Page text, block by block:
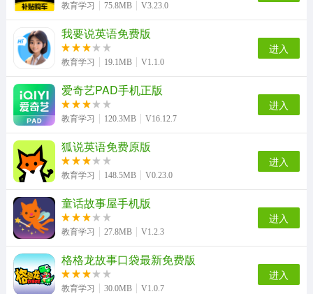
英语音标发音视频软件最新免费版 iPlay戏剧通用版
cad制图王官方正版
教育学习 75.8MB V3.23.0
我要说英语免费版
教育学习 19.1MB V1.1.0
进入
爱奇艺PAD手机正版
教育学习 120.3MB V16.12.7
进入
狐说英语免费原版
教育学习 148.5MB V0.23.0
进入
童话故事屋手机版
教育学习 27.8MB V1.2.3
进入
格格龙故事口袋最新免费版
教育学习 30.0MB V1.0.7
进入